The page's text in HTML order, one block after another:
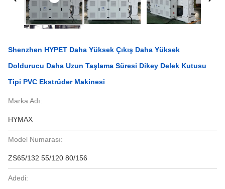
Shenzhen HYPET Daha Yüksek Çıkış Daha Yüksek
Doldurucu Daha Uzun Taşlama Süresi Dikey Delek Kutusu
Tipi PVC Ekstrüder Makinesi
Marka Adı:
HYMAX
Model Numarası:
ZS65/132 55/120 80/156
Adedi: